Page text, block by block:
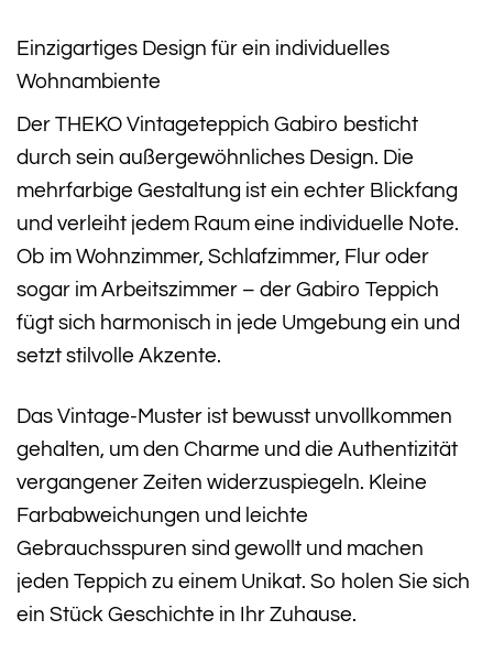
Einzigartiges Design für ein individuelles
Wohnambiente
Der THEKO Vintageteppich Gabiro besticht
durch sein außergewöhnliches Design. Die
mehrfarbige Gestaltung ist ein echter Blickfang
und verleiht jedem Raum eine individuelle Note.
Ob im Wohnzimmer, Schlafzimmer, Flur oder
sogar im Arbeitszimmer – der Gabiro Teppich
fügt sich harmonisch in jede Umgebung ein und
setzt stilvolle Akzente.
Das Vintage-Muster ist bewusst unvollkommen
gehalten, um den Charme und die Authentizität
vergangener Zeiten widerzuspiegeln. Kleine
Farbabweichungen und leichte
Gebrauchsspuren sind gewollt und machen
jeden Teppich zu einem Unikat. So holen Sie sich
ein Stück Geschichte in Ihr Zuhause.